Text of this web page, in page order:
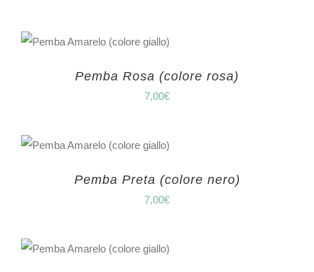
Pemba Rosa (colore rosa)
7,00€
Pemba Preta (colore nero)
7,00€